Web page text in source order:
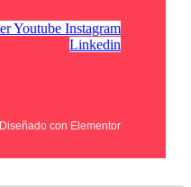
Youtube Instagram
Linkedin
Diseñado con Elementor